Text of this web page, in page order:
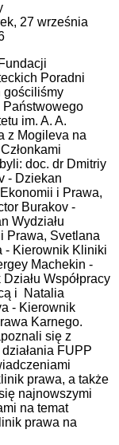
27 września
Poradni
gościliśmy
im. A. A.
z Mogileva na
doc. dr Dmitriy
- Dziekan
i Prawa,
Burakov -
Wydziału
Prawa, Svetlana
- Kierownik Kliniki
Machekin -
Współpracy
i Natalia
- Kierownik
Karnego.
się z
FUPP
prawa, a także
najnowszymi
na temat
prawa na